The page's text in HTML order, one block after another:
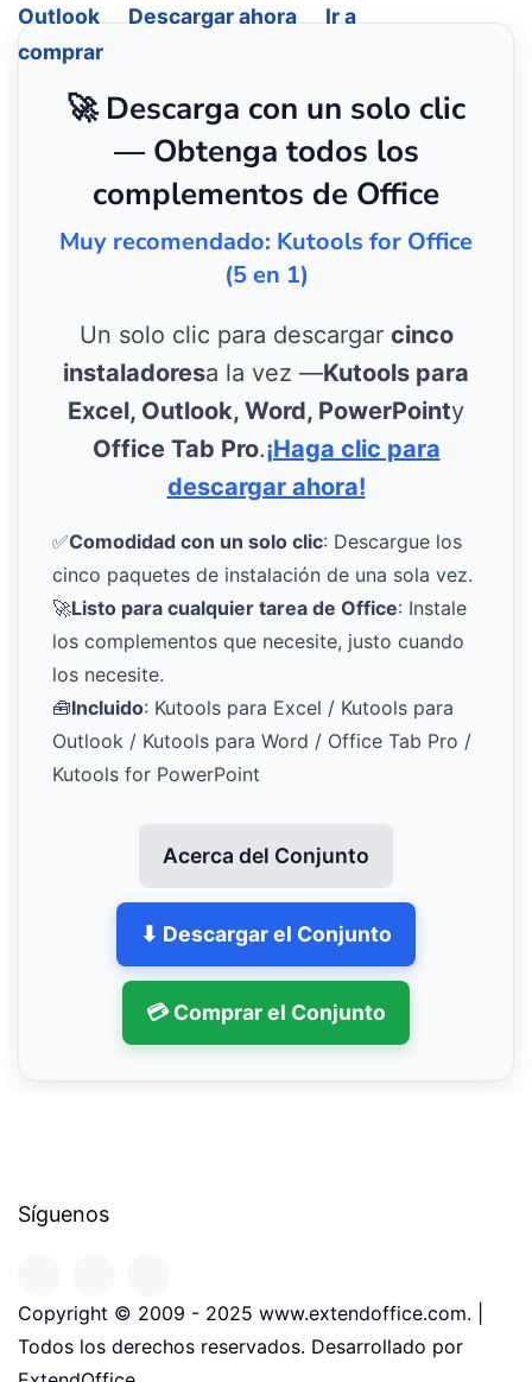
Outlook
Descargar ahora
Ir a
comprar
🚀 Descarga con un solo clic
— Obtenga todos los
complementos de Office
Muy recomendado: Kutools for Office
(5 en 1)
Un solo clic para descargar cinco
instaladoresa la vez —Kutools para
Excel, Outlook, Word, PowerPointy
Office Tab Pro.¡Haga clic para
descargar ahora!
✅Comodidad con un solo clic: Descargue los
cinco paquetes de instalación de una sola vez.
🚀Listo para cualquier tarea de Office: Instale
los complementos que necesite, justo cuando
los necesite.
🧰Incluido: Kutools para Excel / Kutools para
Outlook / Kutools para Word / Office Tab Pro /
Kutools for PowerPoint
Acerca del Conjunto
⬇ Descargar el Conjunto
💳 Comprar el Conjunto
Síguenos
Copyright © 2009 - 2025 www.extendoffice.com. |
Todos los derechos reservados. Desarrollado por